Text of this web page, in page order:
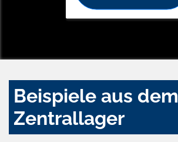
Beispiele aus dem
Zentrallager